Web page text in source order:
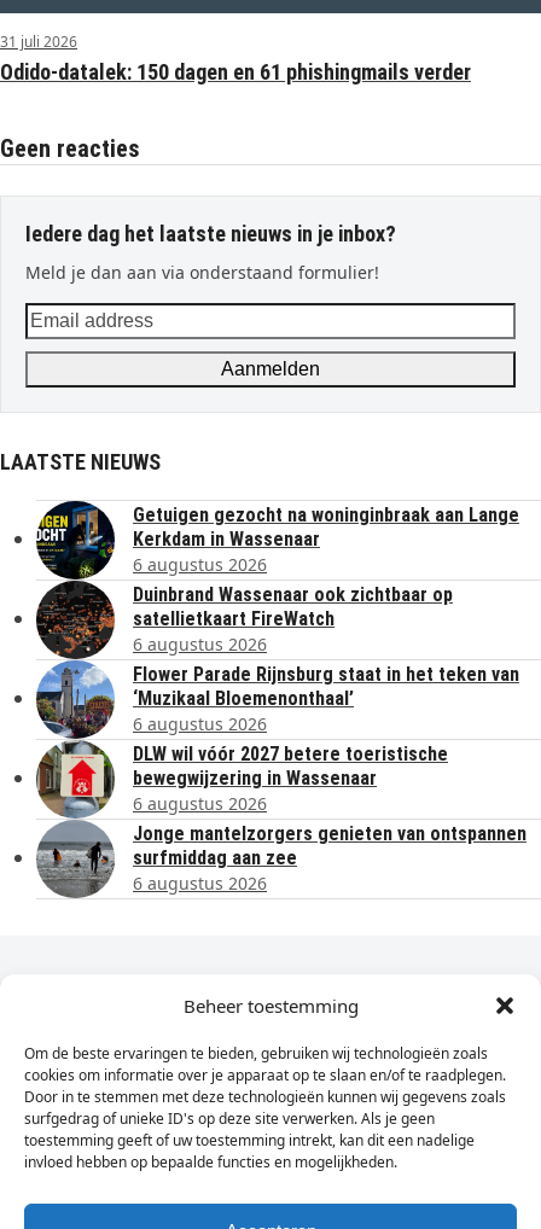
Beheer toestemming
Om de beste ervaringen te bieden, gebruiken wij technologieën zoals
cookies om informatie over je apparaat op te slaan en/of te raadplegen.
Door in te stemmen met deze technologieën kunnen wij gegevens zoals
surfgedrag of unieke ID's op deze site verwerken. Als je geen
toestemming geeft of uw toestemming intrekt, kan dit een nadelige
invloed hebben op bepaalde functies en mogelijkheden.
31 juli 2026
Odido-datalek: 150 dagen en 61 phishingmails verder
Geen reacties
Iedere dag het laatste nieuws in je inbox?
Meld je dan aan via onderstaand formulier!
Email
address
Aanmelden
LAATSTE NIEUWS
Getuigen gezocht na woninginbraak aan Lange
Kerkdam in Wassenaar
6 augustus 2026
Duinbrand Wassenaar ook zichtbaar op
satellietkaart FireWatch
6 augustus 2026
Flower Parade Rijnsburg staat in het teken van
‘Muzikaal Bloemenonthaal’
6 augustus 2026
DLW wil vóór 2027 betere toeristische
bewegwijzering in Wassenaar
6 augustus 2026
Jonge mantelzorgers genieten van ontspannen
surfmiddag aan zee
6 augustus 2026
Dagelijks het laatste nieuws in je e-mail?
Vul
hier
je
e-
mailadres
in
Sign Up